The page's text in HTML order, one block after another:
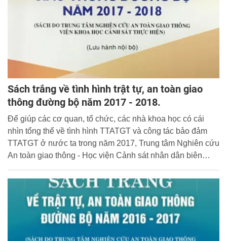
Sách trắng về tình hình trật tự, an toàn giao
thông đường bộ năm 2017 - 2018.
Để giúp các cơ quan, tổ chức, các nhà khoa học có cái
nhìn tổng thể về tình hình TTATGT và công tác bảo đảm
TTATGT ở nước ta trong năm 2017, Trung tâm Nghiên cứu
An toàn giao thông - Học viện Cảnh sát nhân dân biên
giao thông đường bộ năm 2017 - 2018”.